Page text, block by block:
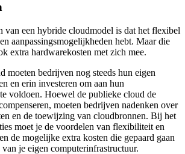
van een hybride cloudmodel is dat het flexibel
aanpassingsmogelijkheden hebt. Maar die
extra hardwarekosten met zich mee.
moeten bedrijven nog steeds hun eigen
en erin investeren om aan hun
voldoen. Hoewel de publieke cloud de
moeten bedrijven nadenken over
en de toewijzing van cloudbronnen. Bij het
moet je de voordelen van flexibiliteit en
de mogelijke extra kosten die gepaard gaan
je eigen computerinfrastructuur.